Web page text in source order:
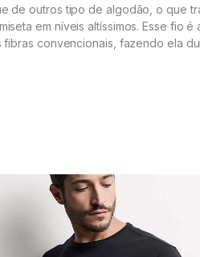
de outros tipo de algodão, o que
em níveis altíssimos. Esse fio é
convencionais, fazendo ela